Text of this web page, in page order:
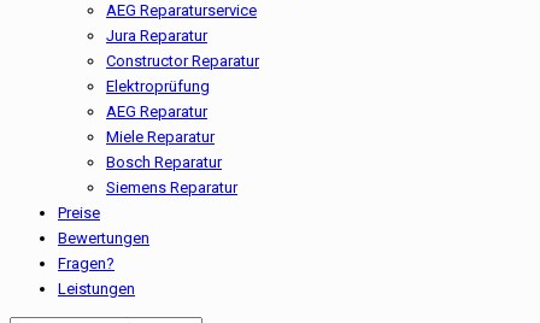
AEG Reparaturservice
Jura Reparatur
Constructor Reparatur
Elektroprüfung
AEG Reparatur
Miele Reparatur
Bosch Reparatur
Siemens Reparatur
Preise
Bewertungen
Fragen?
Leistungen